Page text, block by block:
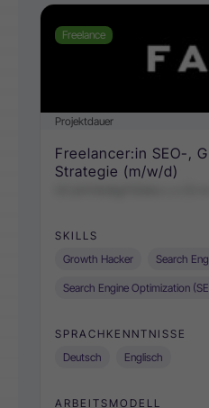
Freelance
Projektdauer
Freelancer:in SEO-,
Strategie (m/w/d)
SKILLS
Growth Hacker
Search
Search Engine Optimization
SPRACHKENNTNISSE
Deutsch
Englisch
ARBEITSMODELL